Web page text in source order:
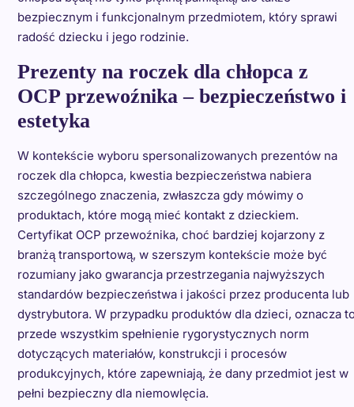
bezpiecznym i funkcjonalnym przedmiotem, który sprawi
radość dziecku i jego rodzinie.
Prezenty na roczek dla chłopca z
OCP przewoźnika – bezpieczeństwo i
estetyka
W kontekście wyboru spersonalizowanych prezentów na
roczek dla chłopca, kwestia bezpieczeństwa nabiera
szczególnego znaczenia, zwłaszcza gdy mówimy o
produktach, które mogą mieć kontakt z dzieckiem.
Certyfikat OCP przewoźnika, choć bardziej kojarzony z
branżą transportową, w szerszym kontekście może być
rozumiany jako gwarancja przestrzegania najwyższych
standardów bezpieczeństwa i jakości przez producenta lub
dystrybutora. W przypadku produktów dla dzieci, oznacza
przede wszystkim spełnienie rygorystycznych norm
dotyczących materiałów, konstrukcji i procesów
produkcyjnych, które zapewniają, że dany przedmiot jest w
pełni bezpieczny dla niemowlęcia.